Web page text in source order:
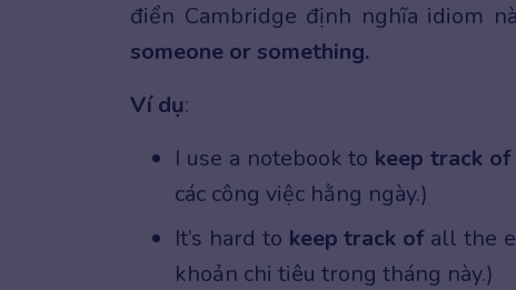
điển Cambridge định nghĩa idiom
someone or something.
Ví dụ:
I use a notebook to keep track of
các công việc hằng ngày.)
It’s hard to keep track ofall the
khoản chi tiêu trong tháng này.)